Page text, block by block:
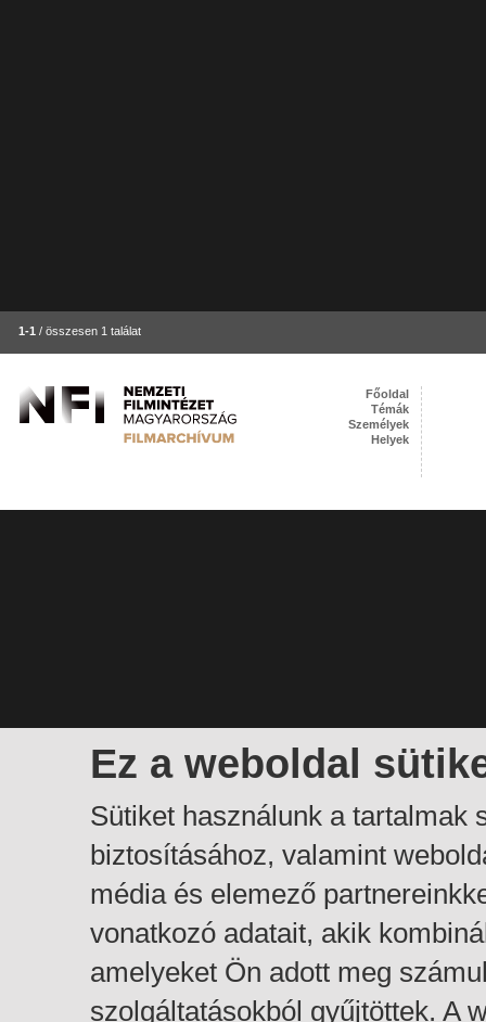
1-1 / összesen 1 találat
Ez a weboldal
Sütiket használunk a tartalmak
biztosításához, valamint
média és elemező
vonatkozó adatait, akik
amelyeket Ön adott meg
szolgáltatásokból gyűjtöttek. A
Főoldal
Témák
Személyek
Helyek